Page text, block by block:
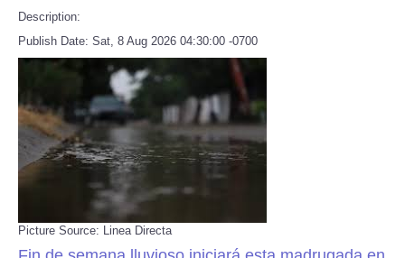
Description:
Publish Date: Sat, 8 Aug 2026 04:30:00 -0700
Picture Source: Linea Directa